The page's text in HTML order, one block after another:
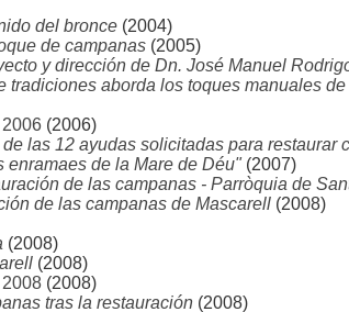
del bronce (2004)
de campanas (2005)
y dirección de Dn. José Manuel
aborda los toques manuales
(2006)
las 12 ayudas solicitadas para restaurar
de la Mare de Déu"(2007)
de las campanas - Parròquia de
de las campanas de Mascarell (2008)
(2008)
(2008)
(2008)
tras la restauración (2008)